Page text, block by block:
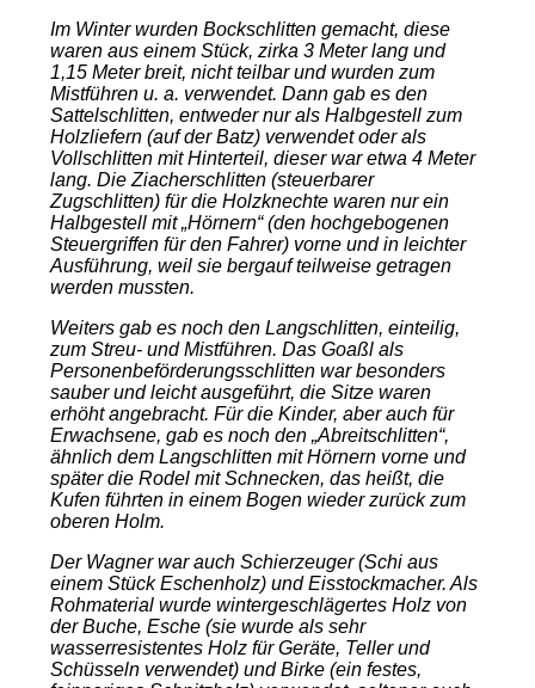
Im Winter wurden Bockschlitten gemacht, diese
waren aus einem Stück, zirka 3 Meter lang und
1,15 Meter breit, nicht teilbar und wurden zum
Mistführen u. a. verwendet. Dann gab es den
Sattelschlitten, entweder nur als Halbgestell zum
Holzliefern (auf der Batz) verwendet oder als
Vollschlitten mit Hinterteil, dieser war etwa 4 Meter
lang. Die Ziacherschlitten (steuerbarer
Zugschlitten) für die Holzknechte waren nur ein
Halbgestell mit „Hörnern“ (den hochgebogenen
Steuergriffen für den Fahrer) vorne und in leichter
Ausführung, weil sie bergauf teilweise getragen
werden mussten.
Weiters gab es noch den Langschlitten, einteilig,
zum Streu- und Mistführen. Das Goaßl als
Personenbeförderungsschlitten war besonders
sauber und leicht ausgeführt, die Sitze waren
erhöht angebracht. Für die Kinder, aber auch für
Erwachsene, gab es noch den „Abreitschlitten“,
ähnlich dem Langschlitten mit Hörnern vorne und
später die Rodel mit Schnecken, das heißt, die
Kufen führten in einem Bogen wieder zurück zum
oberen Holm.
Der Wagner war auch Schierzeuger (Schi aus
einem Stück Eschenholz) und Eisstockmacher. Als
Rohmaterial wurde wintergeschlägertes Holz von
der Buche, Esche (sie wurde als sehr
wasserresistentes Holz für Geräte, Teller und
Schüsseln verwendet) und Birke (ein festes,